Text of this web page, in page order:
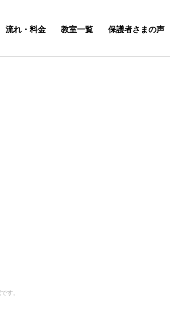
流れ・料金 教室一覧 保護者さまの声
す。